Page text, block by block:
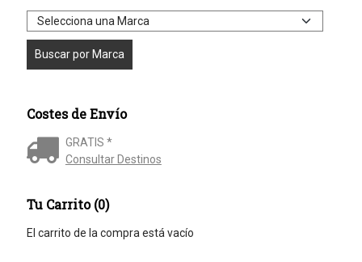
Costes de Envío
GRATIS *
Consultar Destinos
Tu Carrito (0)
El carrito de la compra está vacío